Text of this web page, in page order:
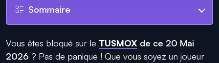
Sommaire
Vous êtes bloqué sur le TUSMOX de ce 20 Mai
2026 ? Pas de panique ! Que vous soyez un joueur